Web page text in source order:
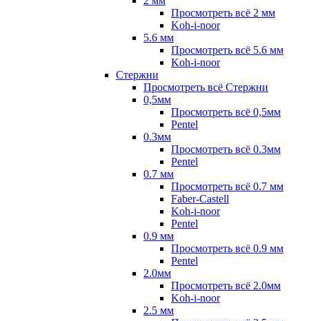
Просмотреть всё 2 мм
Koh-i-noor
5.6 мм
Просмотреть всё 5.6 мм
Koh-i-noor
Стержни
Просмотреть всё Стержни
0,5мм
Просмотреть всё 0,5мм
Pentel
0.3мм
Просмотреть всё 0.3мм
Pentel
0.7 мм
Просмотреть всё 0.7 мм
Faber-Castell
Koh-i-noor
Pentel
0.9 мм
Просмотреть всё 0.9 мм
Pentel
2.0мм
Просмотреть всё 2.0мм
Koh-i-noor
2.5 мм